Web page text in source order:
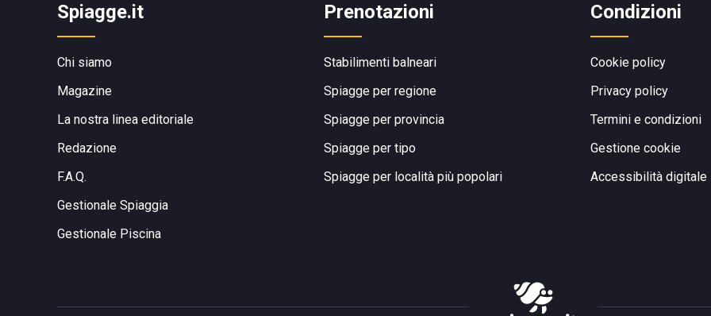
Spiagge.it
Chi siamo
Magazine
La nostra linea editoriale
Redazione
F.A.Q.
Gestionale Spiaggia
Gestionale Piscina
Prenotazioni
Stabilimenti balneari
Spiagge per regione
Spiagge per provincia
Spiagge per tipo
Spiagge per località più popolari
Condizioni
Cookie policy
Privacy policy
Termini e condizioni
Gestione cookie
Accessibilità digitale